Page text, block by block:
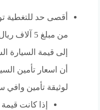
أقصى حد للتغطية
إلى قيمة السيارة
أن اسعار تأمين
لوثيقة تأمين
إذا كانت